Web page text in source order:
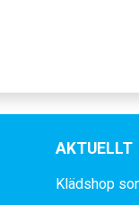
AKTUELLT
Klädshop